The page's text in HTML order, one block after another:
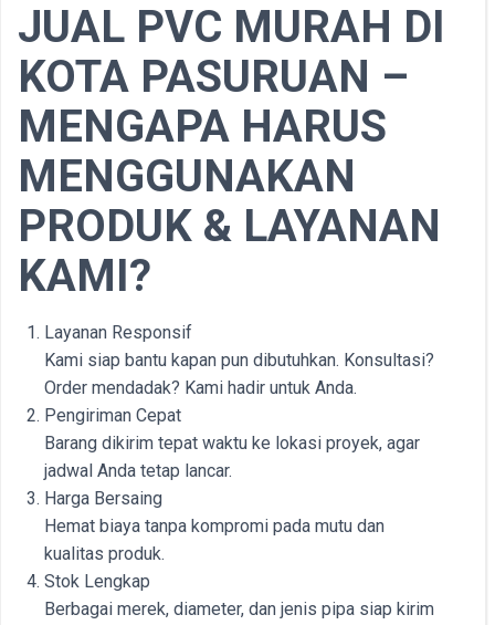
JUAL PVC MURAH DI
KOTA PASURUAN –
MENGAPA HARUS
MENGGUNAKAN
PRODUK & LAYANAN
KAMI?
Layanan Responsif
Kami siap bantu kapan pun dibutuhkan. Konsultasi?
Order mendadak? Kami hadir untuk Anda.
Pengiriman Cepat
Barang dikirim tepat waktu ke lokasi proyek, agar
jadwal Anda tetap lancar.
Harga Bersaing
Hemat biaya tanpa kompromi pada mutu dan
kualitas produk.
Stok Lengkap
Berbagai merek, diameter, dan jenis pipa siap kirim